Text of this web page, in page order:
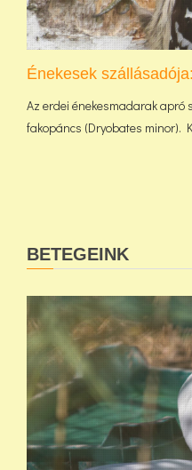
Énekesek
Az erdei énekesmadarak apró
fakopáncs (Dryobates minor).
BETEGEINK